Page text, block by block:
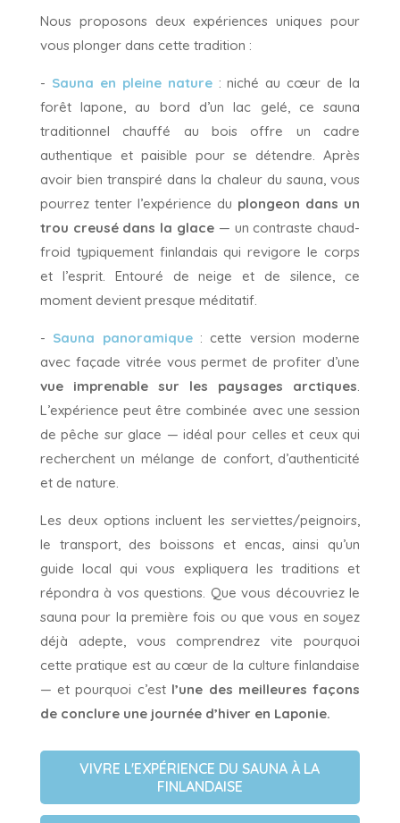
Nous proposons deux expériences uniques pour
vous plonger dans cette tradition :
- Sauna en pleine nature: niché au cœur de la
forêt lapone, au bord d’un lac gelé, ce sauna
traditionnel chauffé au bois offre un cadre
authentique et paisible pour se détendre. Après
avoir bien transpiré dans la chaleur du sauna, vous
pourrez tenter l’expérience du plongeon dans un
trou creusé dans la glace — un contraste chaud-
froid typiquement finlandais qui revigore le corps
et l’esprit. Entouré de neige et de silence, ce
moment devient presque méditatif.
- Sauna panoramique : cette version moderne
avec façade vitrée vous permet de profiter d’une
vue imprenable sur les paysages arctiques.
L’expérience peut être combinée avec une session
de pêche sur glace — idéal pour celles et ceux qui
recherchent un mélange de confort, d’authenticité
et de nature.
Les deux options incluent les serviettes/peignoirs,
le transport, des boissons et encas, ainsi qu’un
guide local qui vous expliquera les traditions et
répondra à vos questions. Que vous découvriez le
sauna pour la première fois ou que vous en soyez
déjà adepte, vous comprendrez vite pourquoi
cette pratique est au cœur de la culture finlandaise
— et pourquoi c’estl’une des meilleures façons
de conclure une journée d’hiver en Laponie.
VIVRE L'EXPÉRIENCE DU SAUNA À LA
FINLANDAISE